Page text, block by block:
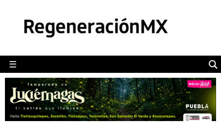
☰
POLÍTICA
CAMALEÓN
OPINIÓN
DEPORTES